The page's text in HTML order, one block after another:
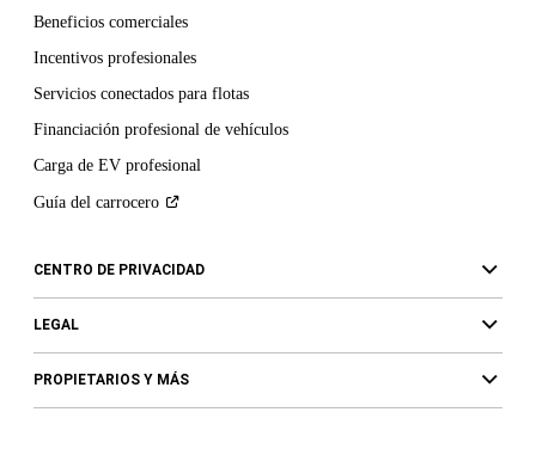
Beneficios comerciales
Incentivos profesionales
Servicios conectados para flotas
Financiación profesional de vehículos
Carga de EV profesional
Guía del carrocero
CENTRO DE PRIVACIDAD
LEGAL
PROPIETARIOS Y MÁS